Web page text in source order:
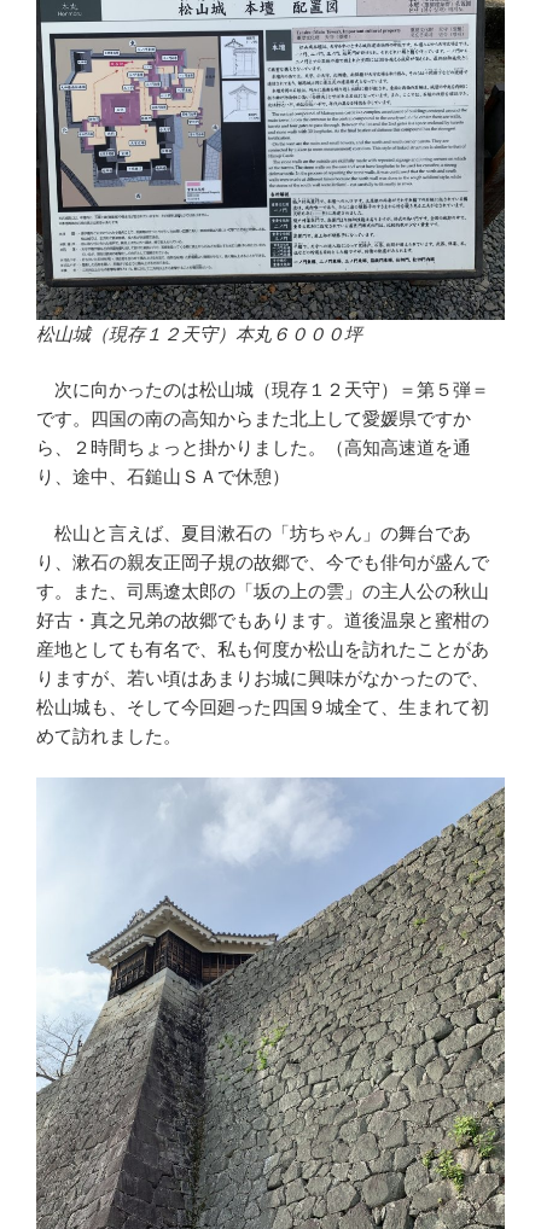
松山城（現存１２天守）本丸６０００坪
次に向かったのは松山城（現存１２天守）＝第５弾＝
です。四国の南の高知からまた北上して愛媛県ですか
ら、２時間ちょっと掛かりました。（高知高速道を通
り、途中、石鎚山ＳＡで休憩）
松山と言えば、夏目漱石の「坊ちゃん」の舞台であ
り、漱石の親友正岡子規の故郷で、今でも俳句が盛んで
す。また、司馬遼太郎の「坂の上の雲」の主人公の秋山
好古・真之兄弟の故郷でもあります。道後温泉と蜜柑の
産地としても有名で、私も何度か松山を訪れたことがあ
りますが、若い頃はあまりお城に興味がなかったので、
松山城も、そして今回廻った四国９城全て、生まれて初
めて訪れました。